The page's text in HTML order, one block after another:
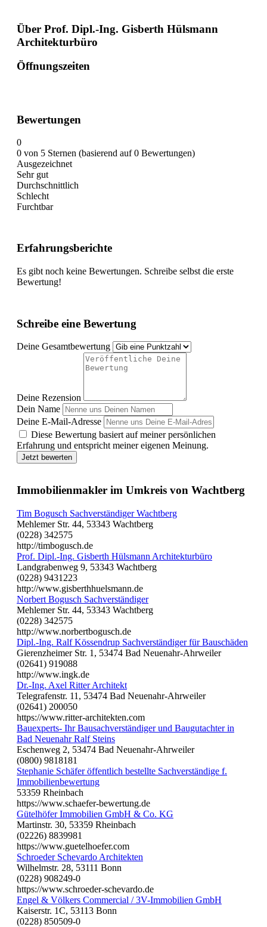
Über Prof. Dipl.-Ing. Gisberth Hülsmann
Architekturbüro
Öffnungszeiten
Bewertungen
0
0 von 5 Sternen (basierend auf 0 Bewertungen)
Ausgezeichnet
Sehr gut
Durchschnittlich
Schlecht
Furchtbar
Erfahrungsberichte
Es gibt noch keine Bewertungen. Schreibe selbst die erste
Bewertung!
Schreibe eine Bewertung
Deine Gesamtbewertung
Deine Rezension
Dein Name
Deine E-Mail-Adresse
Diese Bewertung basiert auf meiner persönlichen
Erfahrung und entspricht meiner eigenen Meinung.
Jetzt bewerten
Immobilienmakler im Umkreis von Wachtberg
Tim Bogusch Sachverständiger Wachtberg
Mehlemer Str. 44, 53343 Wachtberg
(0228) 342575
http://timbogusch.de
Prof. Dipl.-Ing. Gisberth Hülsmann Architekturbüro
Landgrabenweg 9, 53343 Wachtberg
(0228) 9431223
http://www.gisberthhuelsmann.de
Norbert Bogusch Sachverständiger
Mehlemer Str. 44, 53343 Wachtberg
(0228) 342575
http://www.norbertbogusch.de
Dipl.-Ing. Ralf Kössendrup Sachverständiger für Bauschäden
Gierenzheimer Str. 1, 53474 Bad Neuenahr-Ahrweiler
(02641) 919088
http://www.ingk.de
Dr.-Ing. Axel Ritter Architekt
Telegrafenstr. 11, 53474 Bad Neuenahr-Ahrweiler
(02641) 200050
https://www.ritter-architekten.com
Bauexperts- Ihr Bausachverständiger und Baugutachter in
Bad Neuenahr Ralf Steins
Eschenweg 2, 53474 Bad Neuenahr-Ahrweiler
(0800) 9818181
Stephanie Schäfer öffentlich bestellte Sachverständige f.
Immobilienbewertung
53359 Rheinbach
https://www.schaefer-bewertung.de
Gütelhöfer Immobilien GmbH & Co. KG
Martinstr. 30, 53359 Rheinbach
(02226) 8839981
https://www.guetelhoefer.com
Schroeder Schevardo Architekten
Wilhelmstr. 28, 53111 Bonn
(0228) 908249-0
https://www.schroeder-schevardo.de
Engel & Völkers Commercial / 3V-Immobilien GmbH
Kaiserstr. 1C, 53113 Bonn
(0228) 850509-0